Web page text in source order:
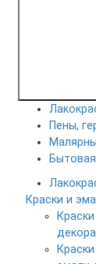
Пены,
Краски и
Краски